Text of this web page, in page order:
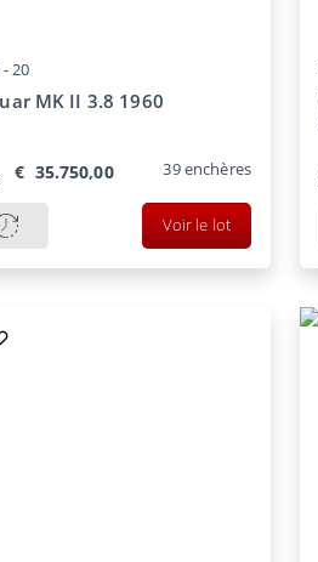
-20
MK II 3.8 1960
€ 35.750,00 39enchères
Voir le lot